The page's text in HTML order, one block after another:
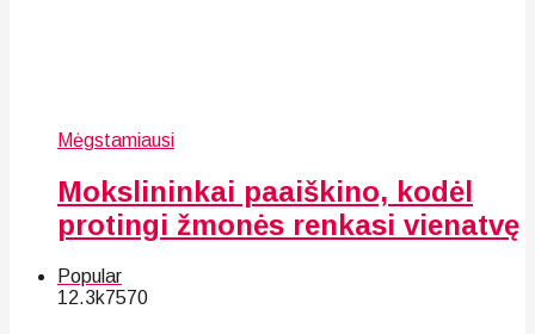
Mėgstamiausi
Mokslininkai paaiškino, kodėl
protingi žmonės renkasi vienatvę
Popular
12.3k7570